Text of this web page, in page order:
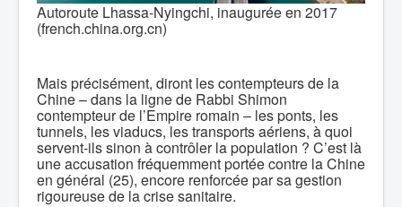
Autoroute Lhassa-Nyingchi, inaugurée en 2017
(french.china.org.cn)
Mais précisément, diront les contempteurs de la
Chine – dans la ligne de Rabbi Shimon
contempteur de l’Empire romain ‒ les ponts, les
tunnels, les viaducs, les transports aériens, à quoi
servent-ils sinon à contrôler la population ? C’est là
une accusation fréquemment portée contre la Chine
en général (25), encore renforcée par sa gestion
rigoureuse de la crise sanitaire.